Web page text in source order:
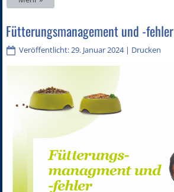
Fütterungsmanagement und -fehler
Veröffentlicht: 29. Januar 2024| Drucken